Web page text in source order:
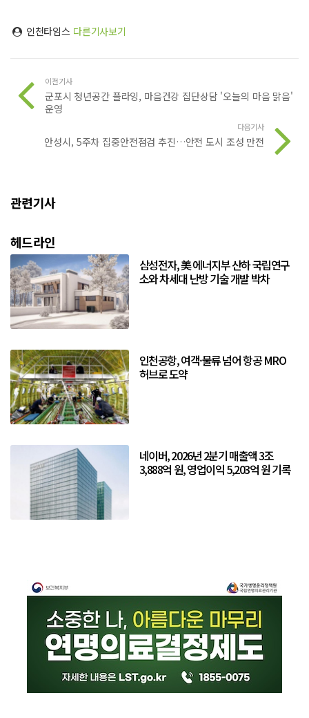
인천타임스 다른기사보기
이전기사
군포시 청년공간 플라잉, 마음건강 집단상담 '오늘의 마음 맑음'
운영
다음기사
안성시, 5주차 집중안전점검 추진…안전 도시 조성 만전
관련기사
헤드라인
삼성전자, 美 에너지부 산하 국립연구
소와 차세대 난방 기술 개발 박차
인천공항, 여객·물류 넘어 항공 MRO
허브로 도약
네이버, 2026년 2분기 매출액 3조
3,888억 원, 영업이익 5,203억 원 기록